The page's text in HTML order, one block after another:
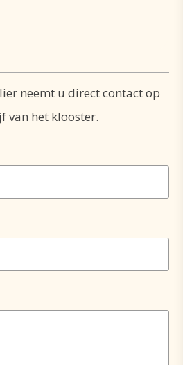
neemt u direct contact op
van het klooster.